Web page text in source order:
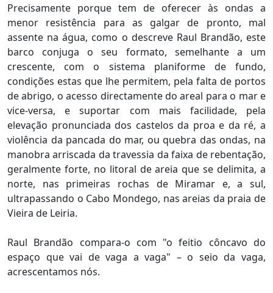
Precisamente porque tem de oferecer às ondas a
menor resistência para as galgar de pronto, mal
assente na água, como o descreve Raul Brandão, este
barco conjuga o seu formato, semelhante a um
crescente, com o sistema planiforme de fundo,
condições estas que lhe permitem, pela falta de portos
de abrigo, o acesso directamente do areal para o mar e
vice-versa, e suportar com mais facilidade, pela
elevação pronunciada dos castelos da proa e da ré, a
violência da pancada do mar, ou quebra das ondas, na
manobra arriscada da travessia da faixa de rebentação,
geralmente forte, no litoral de areia que se delimita, a
norte, nas primeiras rochas de Miramar e, a sul,
ultrapassando o Cabo Mondego, nas areias da praia de
Vieira de Leiria.
Raul Brandão compara-o com "o feitio côncavo do
espaço que vai de vaga a vaga" – o seio da vaga,
acrescentamos nós.